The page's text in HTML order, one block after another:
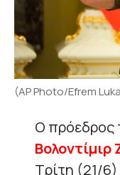
(AP Photo/Efrem
Ο πρόεδρος
Βολοντίμιρ
Τρίτη (21/